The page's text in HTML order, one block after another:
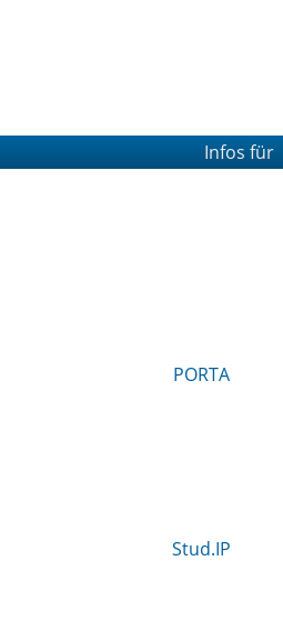
Infos für
PORTA
Stud.IP